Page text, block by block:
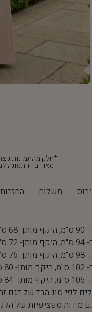
מאוד בין התמונה
משלוח החזרות
לפי סוג הבד של
מידות ספציפיות של